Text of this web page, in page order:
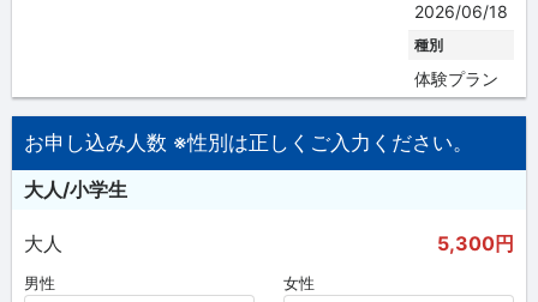
2026/06/18
種別
体験プラン
お申し込み人数 ※性別は正しくご入力ください。
大人/小学生
大人 5,300円
男性 女性